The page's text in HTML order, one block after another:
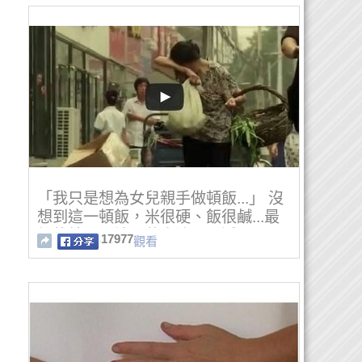
「我只是想為女兒親手做頓飯...」 沒
想到這一頓飯，米很硬、飯很鹹...最
後的結局，讓百萬人流下眼淚！
17977觀看